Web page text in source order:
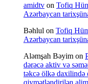
amidtv on Tofiq
Azərbaycan
Bəhlul on Tofiq
Azərbaycan
Aləmşah Bəyim on
dərəcə aktiv və
təkcə ölkə daxilində
qiymətləndirilən